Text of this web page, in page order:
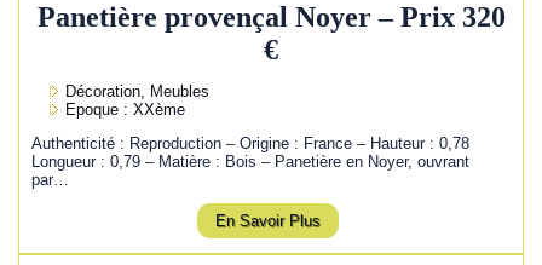
Panetière provençal Noyer – Prix 320
€
Décoration, Meubles
Epoque : XXème
Authenticité : Reproduction – Origine : France – Hauteur : 0,78
Longueur : 0,79 – Matière : Bois – Panetière en Noyer, ouvrant
par…
En Savoir Plus